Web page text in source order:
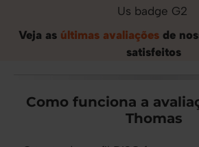
Veja as últimas avaliaçõesde
satisfeitos
Como funciona a
Thomas